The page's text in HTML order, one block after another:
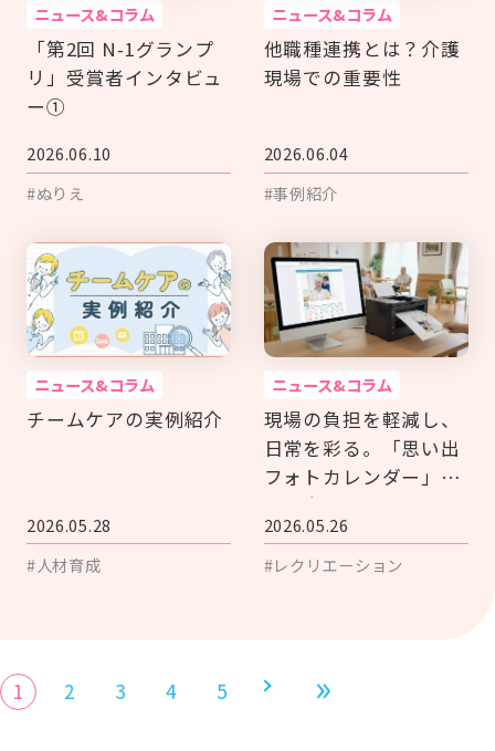
ニュース&コラム
「第2回 N-1グランプ
リ」受賞者インタビュ
ー①
2026.06.10
#ぬりえ
ニュース&コラム
他職種連携とは？介護
現場での重要性
2026.06.04
#事例紹介
ニュース&コラム
チームケアの実例紹介
2026.05.28
#人材育成
ニュース&コラム
現場の負担を軽減し、
日常を彩る。「思い出
フォトカレンダー」の
ご紹介
2026.05.26
#レクリエーション
1 2 3 4 5